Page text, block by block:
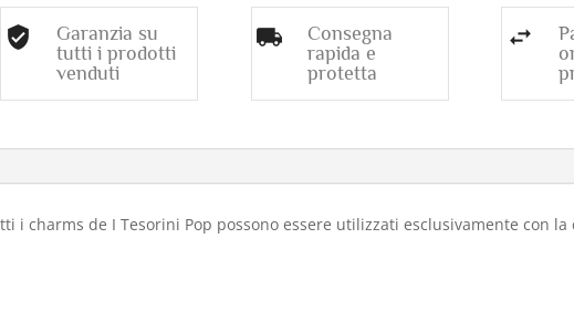
Garanzia su
tutti i prodotti
venduti
Consegna
rapida e
protetta
i charms de I Tesorini Pop possono essere utilizzati esclusivamente con